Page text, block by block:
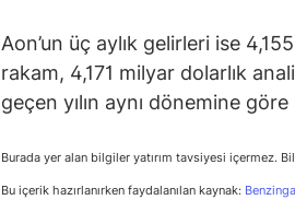
Aon’un üç aylık gelirleri ise
rakam, 4,171 milyar dolarlık
geçen yılın aynı dönemine
Burada yer alan bilgiler yatırım tavsiyesi içermez.
Bu içerik hazırlanırken faydalanılan kaynak: Benzinga